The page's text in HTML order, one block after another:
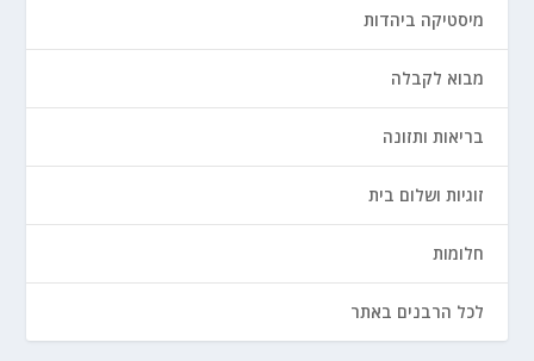
מיסטיקה ביהדות
מבוא לקבלה
בריאות ותזונה
זוגיות ושלום בית
חלומות
לכל הרבנים באתר